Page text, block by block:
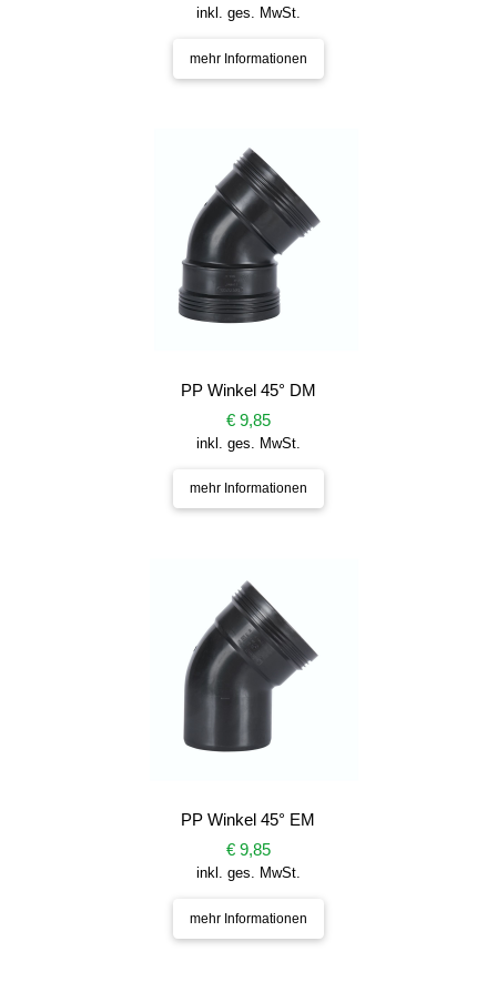
inkl. ges. MwSt.
mehr Informationen
PP Winkel 45° DM
€ 9,85
inkl. ges. MwSt.
mehr Informationen
PP Winkel 45° EM
€ 9,85
inkl. ges. MwSt.
mehr Informationen